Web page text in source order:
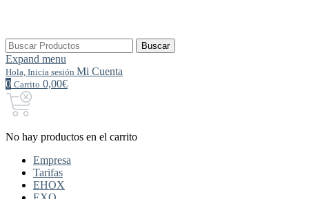
Buscar
por:
Buscar
Expand menu
Hola, Inicia sesión Mi Cuenta
0 Carrito 0,00€
No hay productos en el carrito
Empresa
Tarifas
EHOX